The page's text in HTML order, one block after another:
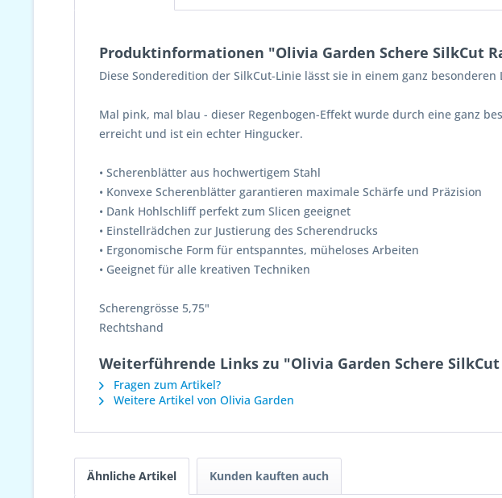
Produktinformationen "Olivia Garden Schere SilkCut
Diese Sonderedition der SilkCut-Linie lässt sie in einem ganz
Mal pink, mal blau - dieser Regenbogen-Effekt wurde durch eine ganz
erreicht und ist ein echter Hingucker.
• Scherenblätter aus hochwertigem Stahl
• Konvexe Scherenblätter garantieren maximale Schärfe und Präzision
• Dank Hohlschliff perfekt zum Slicen geeignet
• Einstellrädchen zur Justierung des Scherendrucks
• Ergonomische Form für entspanntes, müheloses Arbeiten
• Geeignet für alle kreativen Techniken
Scherengrösse 5,75"
Rechtshand
Weiterführende Links zu "Olivia Garden Schere SilkCut
Fragen zum Artikel?
Weitere Artikel von Olivia Garden
Ähnliche Artikel Kunden kauften auch